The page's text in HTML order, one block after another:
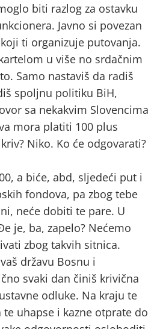
biti razlog za ostavku
Javno si povezan
ti organizuje putovanja.
u više no srdačnim
Samo nastaviš da radiš
spoljnu politiku BiH,
sa nekakvim Slovencima
mora platiti 100 plus
Niko. Ko će odgovarati?
a biće, abd, sljedeći put i
fondova, pa zbog tebe
neće dobiti te pare. U
je, ba, zapelo? Nećemo
zbog takvih sitnica.
državu Bosnu i
svaki dan činiš krivična
odluke. Na kraju te
uhapse i kazne otprate do